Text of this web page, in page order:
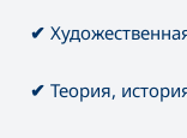
✔
✔ Теория,